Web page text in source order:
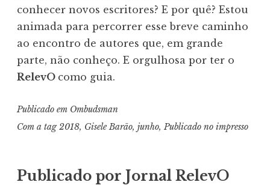
conhecer novos escritores? E por quê? Estou
animada para percorrer esse breve caminho
ao encontro de autores que, em grande
parte, não conheço. E orgulhosa por ter o
RelevO como guia.
Publicado em Ombudsman
Com a tag2018, Gisele Barão, junho, Publicado no impresso
Publicado por Jornal RelevO